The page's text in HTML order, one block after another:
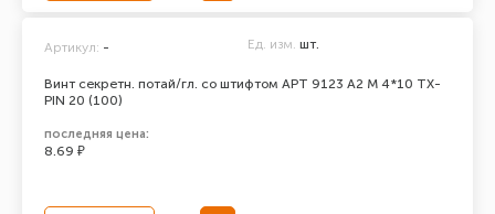
Винт секретн. потай/гл. со штифтом АРТ 9123 А2 M 4*10 TX-
PIN 20 (100)
Артикул: - Ед. изм. шт.
последняя цена:
8.69 ₽